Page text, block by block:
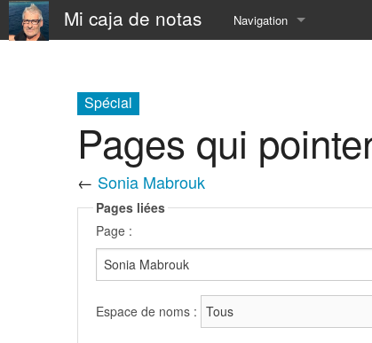
Mi caja de notas Navigation
📅 Calendar
☎️ contact
Spécial
Pages qui
← Sonia Mabrouk
Pages liées
Page :
Espace de noms :